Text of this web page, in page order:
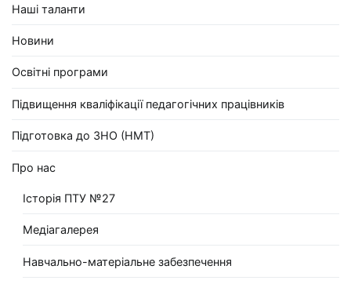
Наші таланти
Новини
Освітні програми
Підвищення кваліфікації педагогічних працівників
Підготовка до ЗНО (НМТ)
Про нас
Історія ПТУ №27
Медіагалерея
Навчально-матеріальне забезпечення